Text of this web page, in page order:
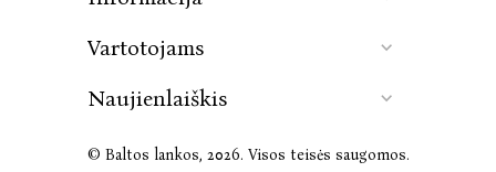
Vartotojams
Naujienlaiškis
© Baltos lankos, 2026. Visos teisės saugomos.